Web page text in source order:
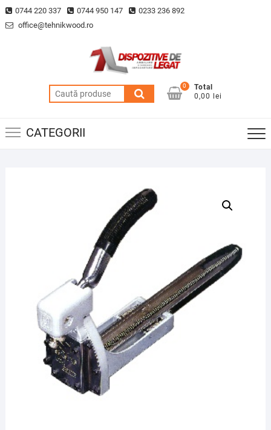
Skip
to
0744 220 337 0744 950 147
0233 236 892
office@tehnikwood.ro
Caută
după:
0
Total
0,00 lei
CATEGORII